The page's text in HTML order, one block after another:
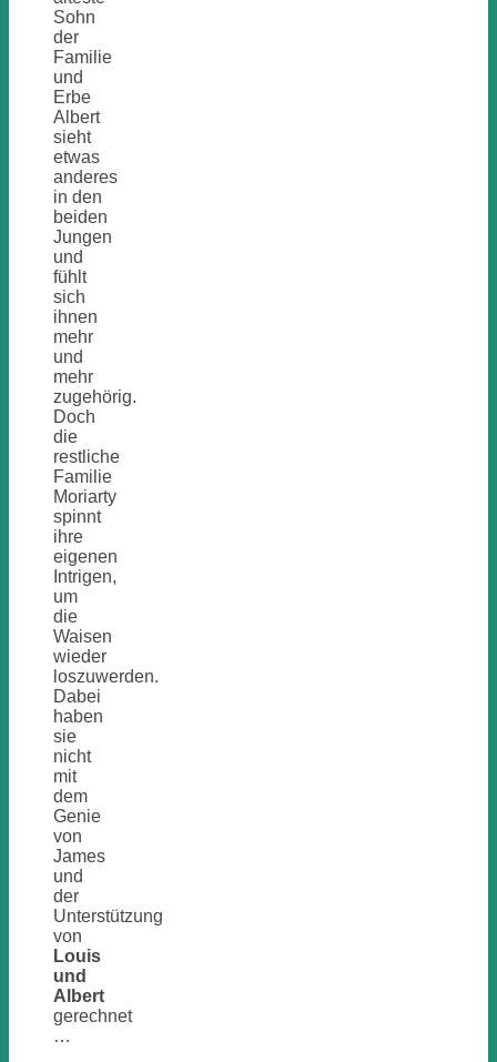
Sohn
der
Familie
und
Erbe
Albert
sieht
etwas
anderes
in den
beiden
Jungen
und
fühlt
sich
ihnen
mehr
und
mehr
zugehörig.
Doch
die
restliche
Familie
Moriarty
spinnt
ihre
eigenen
Intrigen,
um
die
Waisen
wieder
loszuwerden.
Dabei
haben
sie
nicht
mit
dem
Genie
von
James
und
der
Unterstützung
von
Louis
und
Albert
gerechnet
…